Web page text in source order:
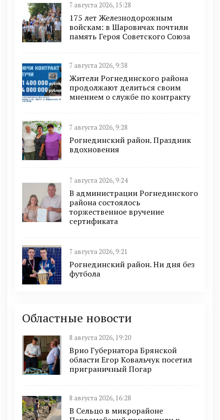
7 августа 2026, 15:28
175 лет Железнодорожным
войскам: в Шаровичах почтили
память Героя Советского Союза
7 августа 2026, 9:38
Жители Рогнединского района
продолжают делиться своим
мнением о службе по контракту
7 августа 2026, 9:28
Рогнединский район. Праздник
вдохновения
7 августа 2026, 9:24
В администрации Рогнединского
района состоялось
торжественное вручение
сертификата
7 августа 2026, 9:21
Рогнединский район. Ни дня без
футбола
Областные новости
8 августа 2026, 19:20
Врио Губернатора Брянской
области Егор Ковальчук посетил
приграничный Погар
8 августа 2026, 16:28
В Сельцо в микрорайоне